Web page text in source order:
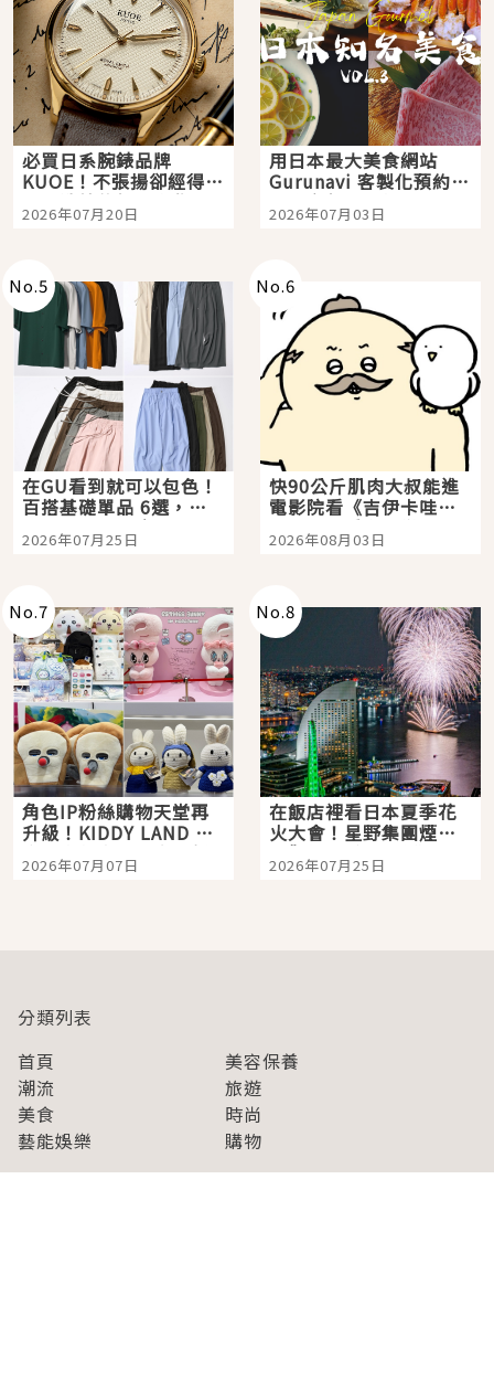
必買日系腕錶品牌
KUOE！不張揚卻經得起
時間洗鍊的經典之作五
選
2026年07月20日
用日本最大美食網站
Gurunavi 客製化預約九
大都市餐廳，打造專屬
美食體驗！
2026年07月03日
No.5
在GU看到就可以包色！
百搭基礎單品 6選，閉
眼全收也不心疼
2026年07月25日
No.6
快90公斤肌肉大叔能進
電影院看《吉伊卡哇》
嗎？日本重金屬樂團
「打首」會長與nagano
2026年08月03日
No.7
角色IP粉絲購物天堂再
升級！KIDDY LAND 原
宿店吉伊卡哇迎客，新
開幕 OMOKADO 店3分
2026年07月07日
No.8
在飯店裡看日本夏季花
火大會！星野集團煙火
景觀飯店6選，讓你不用
人擠人悠閒欣賞
2026年07月25日
分類列表
首頁
美容保養
潮流
旅遊
美食
時尚
藝能娛樂
購物